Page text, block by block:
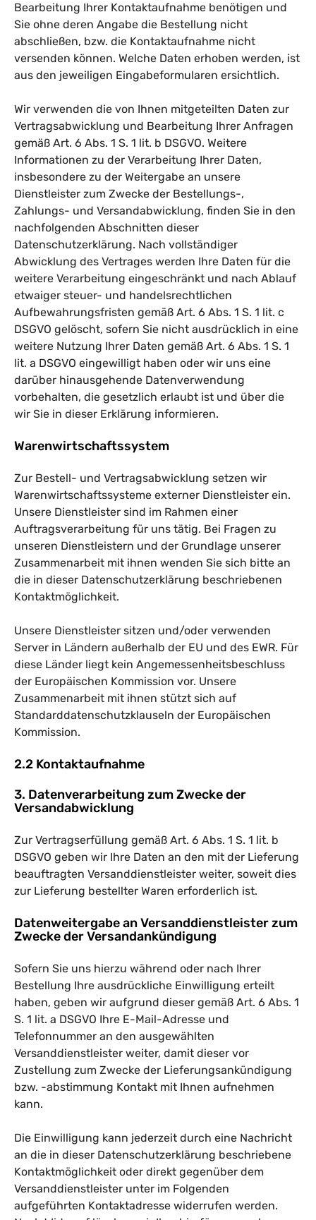
Bearbeitung Ihrer Kontaktaufnahme benötigen und
Sie ohne deren Angabe die Bestellung nicht
abschließen, bzw. die Kontaktaufnahme nicht
versenden können. Welche Daten erhoben werden, ist
aus den jeweiligen Eingabeformularen ersichtlich.
Wir verwenden die von Ihnen mitgeteilten Daten zur
Vertragsabwicklung und Bearbeitung Ihrer Anfragen
gemäß Art. 6 Abs. 1 S. 1 lit. b DSGVO. Weitere
Informationen zu der Verarbeitung Ihrer Daten,
insbesondere zu der Weitergabe an unsere
Dienstleister zum Zwecke der Bestellungs-,
Zahlungs- und Versandabwicklung, finden Sie in den
nachfolgenden Abschnitten dieser
Datenschutzerklärung. Nach vollständiger
Abwicklung des Vertrages werden Ihre Daten für die
weitere Verarbeitung eingeschränkt und nach Ablauf
etwaiger steuer- und handelsrechtlichen
Aufbewahrungsfristen gemäß Art. 6 Abs. 1 S. 1 lit. c
DSGVO gelöscht, sofern Sie nicht ausdrücklich in eine
weitere Nutzung Ihrer Daten gemäß Art. 6 Abs. 1 S. 1
lit. a DSGVO eingewilligt haben oder wir uns eine
darüber hinausgehende Datenverwendung
vorbehalten, die gesetzlich erlaubt ist und über die
wir Sie in dieser Erklärung informieren.
Warenwirtschaftssystem
Zur Bestell- und Vertragsabwicklung setzen wir
Warenwirtschaftssysteme externer Dienstleister ein.
Unsere Dienstleister sind im Rahmen einer
Auftragsverarbeitung für uns tätig. Bei Fragen zu
unseren Dienstleistern und der Grundlage unserer
Zusammenarbeit mit ihnen wenden Sie sich bitte an
die in dieser Datenschutzerklärung beschriebenen
Kontaktmöglichkeit.
Unsere Dienstleister sitzen und/oder verwenden
Server in Ländern außerhalb der EU und des EWR. Für
diese Länder liegt kein Angemessenheitsbeschluss
der Europäischen Kommission vor. Unsere
Zusammenarbeit mit ihnen stützt sich auf
Standarddatenschutzklauseln der Europäischen
Kommission.
2.2 Kontaktaufnahme
3. Datenverarbeitung zum Zwecke der
Versandabwicklung
Zur Vertragserfüllung gemäß Art. 6 Abs. 1 S. 1 lit. b
DSGVO geben wir Ihre Daten an den mit der Lieferung
beauftragten Versanddienstleister weiter, soweit dies
zur Lieferung bestellter Waren erforderlich ist.
Datenweitergabe an Versanddienstleister zum
Zwecke der Versandankündigung
Sofern Sie uns hierzu während oder nach Ihrer
Bestellung Ihre ausdrückliche Einwilligung erteilt
haben, geben wir aufgrund dieser gemäß Art. 6 Abs. 1
S. 1 lit. a DSGVO Ihre E-Mail-Adresse und
Telefonnummer an den ausgewählten
Versanddienstleister weiter, damit dieser vor
Zustellung zum Zwecke der Lieferungsankündigung
bzw. -abstimmung Kontakt mit Ihnen aufnehmen
kann.
Die Einwilligung kann jederzeit durch eine Nachricht
an die in dieser Datenschutzerklärung beschriebene
Kontaktmöglichkeit oder direkt gegenüber dem
Versanddienstleister unter im Folgenden
aufgeführten Kontaktadresse widerrufen werden.